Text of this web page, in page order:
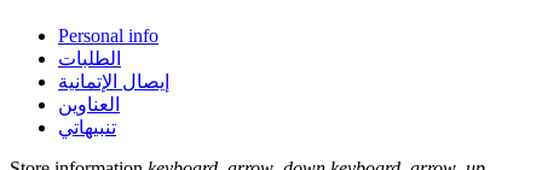
Personal info
الطلبات
إيصال الإتمانية
العناوين
تنبيهاتي